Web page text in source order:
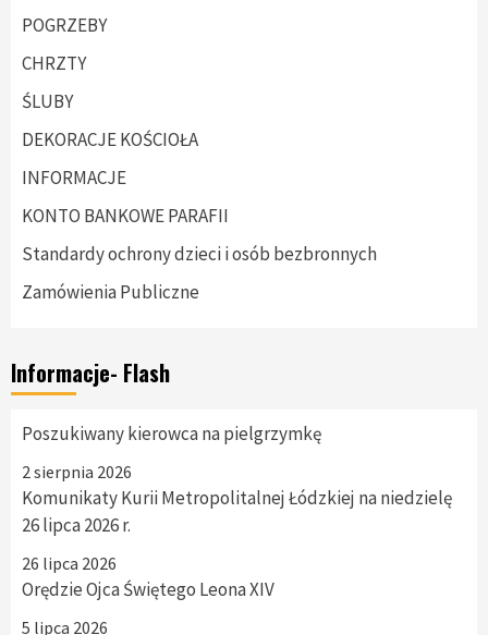
POGRZEBY
CHRZTY
ŚLUBY
DEKORACJE KOŚCIOŁA
INFORMACJE
KONTO BANKOWE PARAFII
Standardy ochrony dzieci i osób bezbronnych
Zamówienia Publiczne
Informacje- Flash
Poszukiwany kierowca na pielgrzymkę
2 sierpnia 2026
Komunikaty Kurii Metropolitalnej Łódzkiej na niedzielę
26 lipca 2026 r.
26 lipca 2026
Orędzie Ojca Świętego Leona XIV
5 lipca 2026